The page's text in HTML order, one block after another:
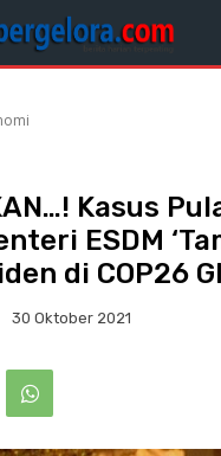
Kasus
ESDM
di COP26
30 Oktober 2021